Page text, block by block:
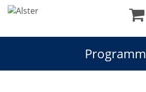
Programm